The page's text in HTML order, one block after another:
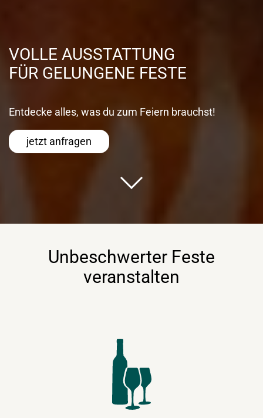
VOLLE AUSSTATTUNG
FÜR GELUNGENE FESTE
Entdecke alles, was du zum Feiern brauchst!
jetzt anfragen
Unbeschwerter Feste
veranstalten